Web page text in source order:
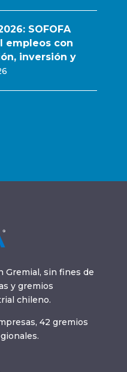
SOFOFA
empleos con
inversión y
Gremial, sin fines de
y gremios
chileno.
42 gremios